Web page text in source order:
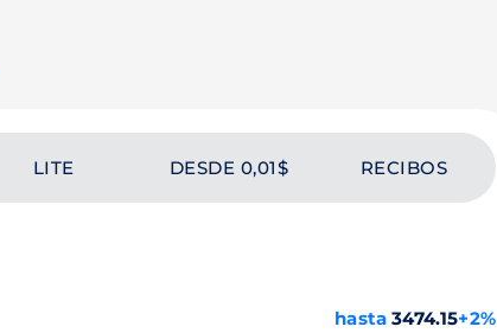
LITE DESDE 0,01$ RECIBOS
hasta 3474.15+2%